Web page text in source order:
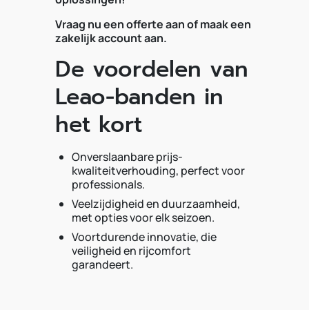
Vraag nu een offerte aan of maak een
zakelijk account aan.
De voordelen van
Leao-banden in
het kort
Onverslaanbare prijs-
kwaliteitverhouding, perfect voor
professionals.
Veelzijdigheid en duurzaamheid,
met opties voor elk seizoen.
Voortdurende innovatie, die
veiligheid en rijcomfort
garandeert.